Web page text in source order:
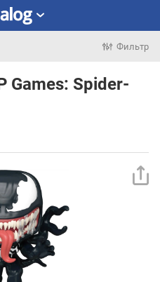
Фильтр
Games: Spider-